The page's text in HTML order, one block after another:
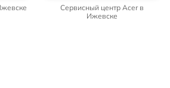
Сервисный центр Acer в
Ижевске